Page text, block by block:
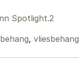
Spotlight.2
, vliesbehang